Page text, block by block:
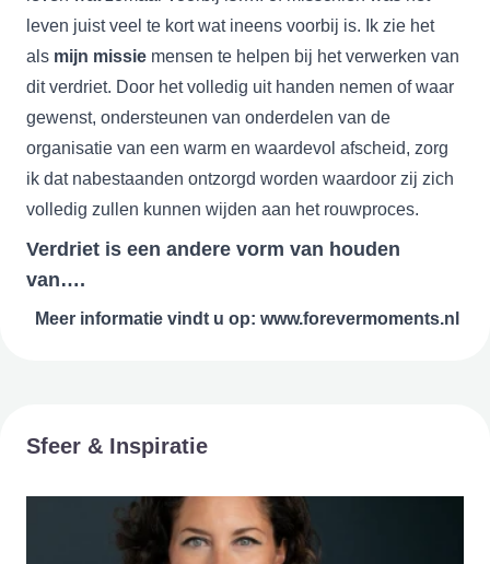
leven juist veel te kort wat ineens voorbij is. Ik zie het
als mijn missie mensen te helpen bij het verwerken van
dit verdriet. Door het volledig uit handen nemen of waar
gewenst, ondersteunen van onderdelen van de
organisatie van een warm en waardevol afscheid, zorg
ik dat nabestaanden ontzorgd worden waardoor zij zich
volledig zullen kunnen wijden aan het rouwproces.
Verdriet is een andere vorm van houden
van….
Meer informatie vindt u op: www.forevermoments.nl
Sfeer & Inspiratie